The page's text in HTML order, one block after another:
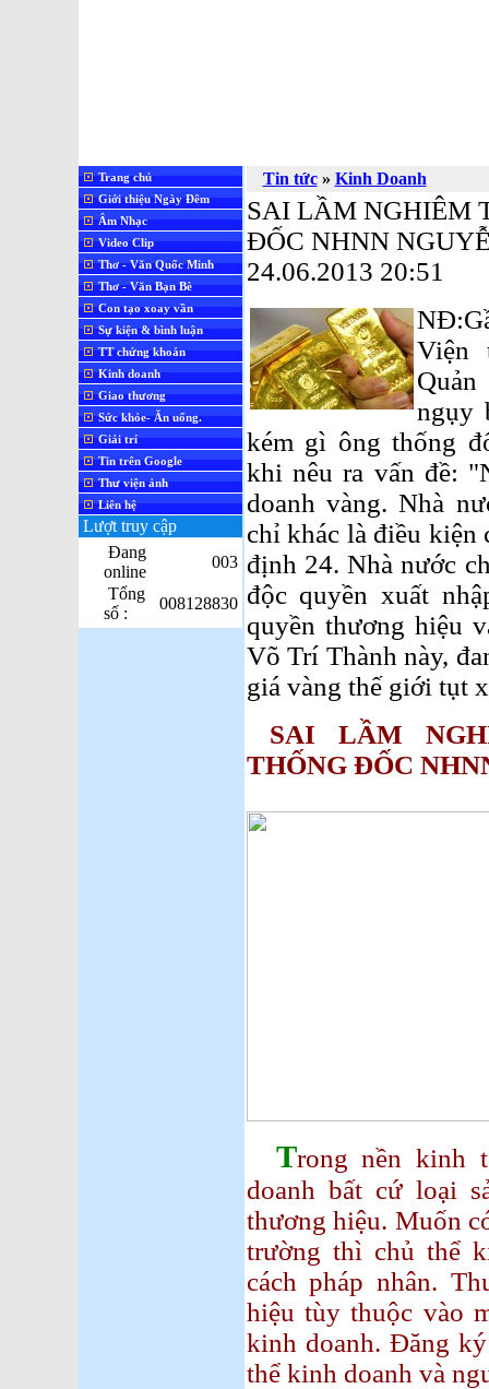
Trang chủ
Giới thiệu Ngày Đêm
Âm Nhạc
Video Clip
Thơ - Văn Quốc Minh
Thơ - Văn Bạn Bè
Con tạo xoay vần
Sự kiện & bình luận
TT chứng khoán
Kinh doanh
Giao thương
Sức khỏe- Ăn uống.
Giải trí
Tin trên Google
Thư viện ảnh
Liên hệ
Lượt truy cập
Đang
online
003
Tổng
số :
008128830
Tin tức» Kinh Doanh
SAI LẦM NGHIÊM
ĐỐC NHNN
24.06.2013 20:51
Viện
ngụy
kém gì ông thống
khi nêu ra vấn đề:
doanh vàng. Nhà
chỉ khác là điều kiện
định 24. Nhà nước
độc quyền xuất
quyền thương hiệu
Võ Trí Thành này,
giá vàng thế giới tụt
SAI LẦM
THỐNG ĐỐC
Trong nền kinh
doanh bất cứ loại
thương hiệu. Muốn
trường thì chủ thể
cách pháp nhân.
hiệu tùy thuộc vào
kinh doanh. Đăng
thể kinh doanh và